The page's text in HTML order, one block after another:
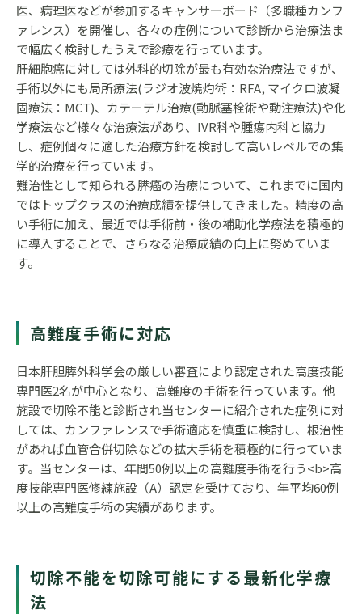
医、病理医などが参加するキャンサーボード（多職種カンフ
ァレンス）を開催し、各々の症例について診断から治療法ま
で幅広く検討したうえで診療を行っています。
肝細胞癌に対しては外科的切除が最も有効な治療法ですが、
手術以外にも局所療法(ラジオ波焼灼術：RFA, マイクロ波凝
固療法：MCT)、カテーテル治療(動脈塞栓術や動注療法)や化
学療法など様々な治療法があり、IVR科や腫瘍内科と協力
し、症例個々に適した治療方針を検討して高いレベルでの集
学的治療を行っています。
難治性として知られる膵癌の治療について、これまでに国内
ではトップクラスの治療成績を提供してきました。精度の高
い手術に加え、最近では手術前・後の補助化学療法を積極的
に導入することで、さらなる治療成績の向上に努めていま
す。
高難度手術に対応
日本肝胆膵外科学会の厳しい審査により認定された高度技能
専門医2名が中心となり、高難度の手術を行っています。他
施設で切除不能と診断され当センターに紹介された症例に対
しては、カンファレンスで手術適応を慎重に検討し、根治性
があれば血管合併切除などの拡大手術を積極的に行っていま
す。当センターは、年間50例以上の高難度手術を行う<b>高
度技能専門医修練施設（A）認定を受けており、年平均60例
以上の高難度手術の実績があります。
切除不能を切除可能にする最新化学療
法